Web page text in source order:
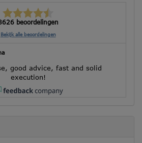
beoordelingen
Bekijk alle beoordelingen
good advice, fast and solid
execution!